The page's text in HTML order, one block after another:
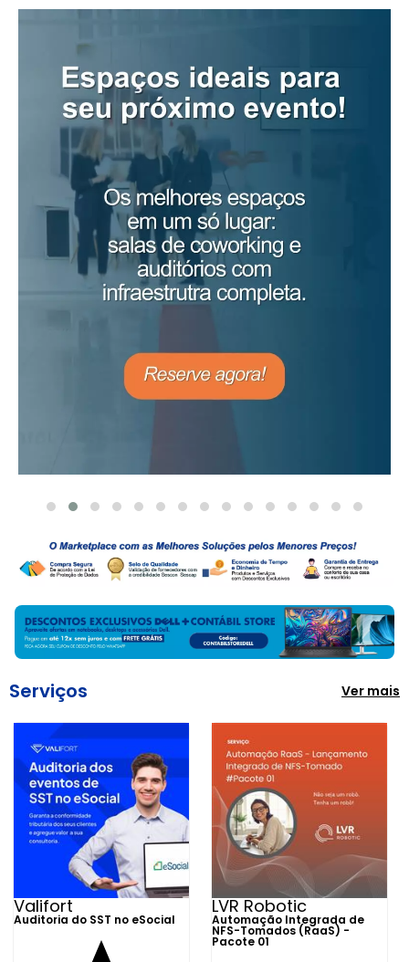
Contábil Store — Tenha as
Serviços Ver mais
Valifort
Auditoria do SST no eSocial
LVR Robotic
Automação Integrada de
NFS-Tomados (RaaS) -
Pacote 01